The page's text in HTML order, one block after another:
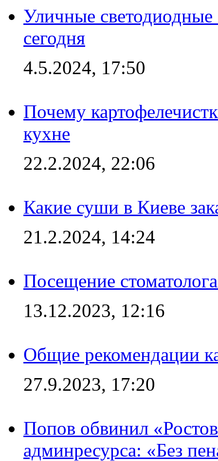
Уличные
сегодня
4.5.2024, 17:50
Почему
кухне
22.2.2024, 22:06
Какие суши в Киеве
21.2.2024, 14:24
Посещение
13.12.2023, 12:16
Общие рекомендации
27.9.2023, 17:20
Попов обвинил
админресурса: «Без